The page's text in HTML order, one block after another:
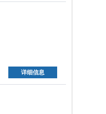
详细信息